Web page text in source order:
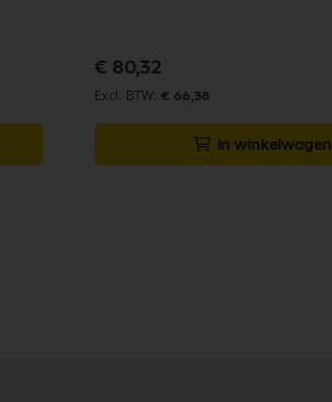
€ 80,32
€ 66,38
In winkelwagen